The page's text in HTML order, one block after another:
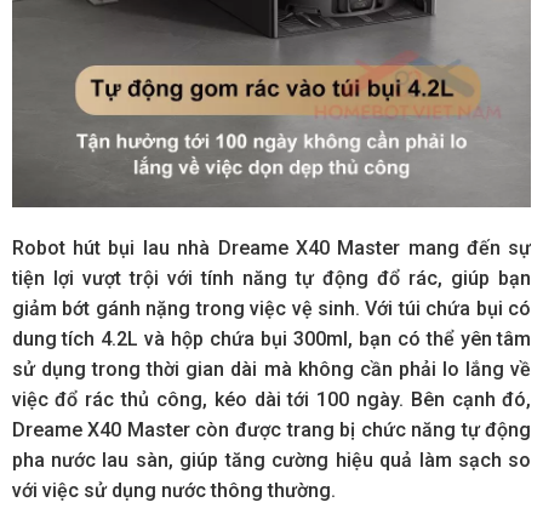
Robot hút bụi lau nhà Dreame X40 Master mang đến sự
tiện lợi vượt trội với tính năng tự động đổ rác, giúp bạn
giảm bớt gánh nặng trong việc vệ sinh. Với túi chứa bụi có
dung tích 4.2L và hộp chứa bụi 300ml, bạn có thể yên tâm
sử dụng trong thời gian dài mà không cần phải lo lắng về
việc đổ rác thủ công, kéo dài tới 100 ngày. Bên cạnh đó,
Dreame X40 Master còn được trang bị chức năng tự động
pha nước lau sàn, giúp tăng cường hiệu quả làm sạch so
với việc sử dụng nước thông thường.